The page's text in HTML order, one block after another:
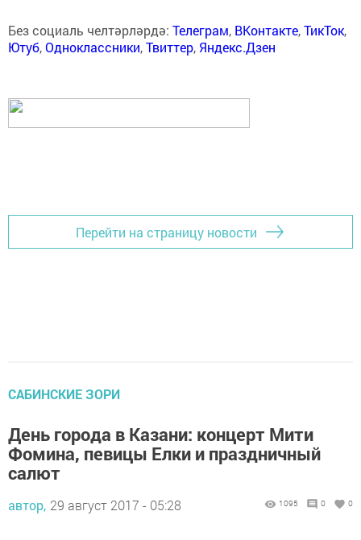
Без социаль челтәрләрдә: Телеграм, ВКонтакте,ТикТок,
Ютуб,Одноклассники,Твиттер, Яндекс.Дзен
Перейти на страницу новости
САБИНСКИЕ ЗОРИ
День города в Казани: концерт Мити
Фомина, певицы Елки и праздничный
салют
автор, 29 август 2017 - 05:28 1095 0 0